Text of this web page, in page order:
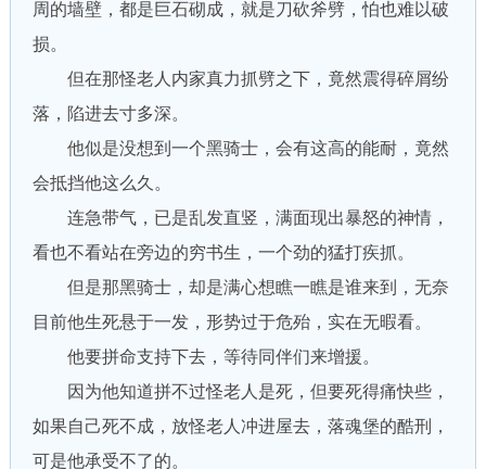
周的墙壁，都是巨石砌成，就是刀砍斧劈，怕也难以破
损。
但在那怪老人内家真力抓劈之下，竟然震得碎屑纷
落，陷进去寸多深。
他似是没想到一个黑骑士，会有这高的能耐，竟然
会抵挡他这么久。
连急带气，已是乱发直竖，满面现出暴怒的神情，
看也不看站在旁边的穷书生，一个劲的猛打疾抓。
但是那黑骑士，却是满心想瞧一瞧是谁来到，无奈
目前他生死悬于一发，形势过于危殆，实在无暇看。
他要拼命支持下去，等待同伴们来增援。
因为他知道拼不过怪老人是死，但要死得痛快些，
如果自己死不成，放怪老人冲进屋去，落魂堡的酷刑，
可是他承受不了的。